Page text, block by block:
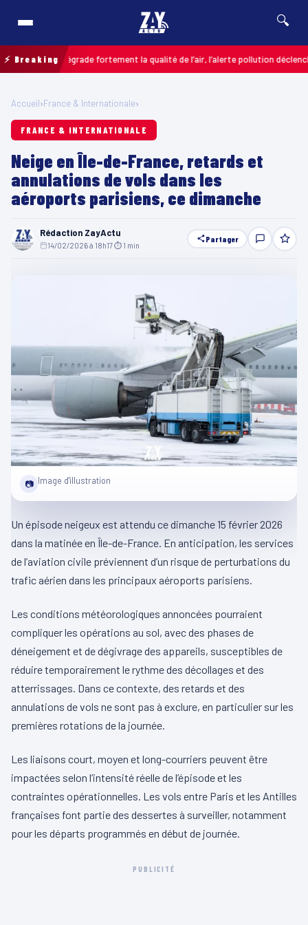
🔍
⚡ Breakingdégrade fortement la qualité de l’air, l’alerte pollution déclenchée
Accueil›France & Internationale›
FRANCE & INTERNATIONALE
Neige en Île-de-France, retards et
annulations de vols dans les
aéroports parisiens, ce dimanche
Rédaction ZayActu
14/02/2026 à 18h17⏱ 1 min
Partager
📷 Image d'illustration
Un épisode neigeux est attendu ce dimanche 15 février 2026
dans la matinée en Île-de-France. En anticipation, les services
de l’aviation civile préviennent d’un risque de perturbations du
trafic aérien dans les principaux aéroports parisiens.
Les conditions météorologiques annoncées pourraient
compliquer les opérations au sol, avec des phases de
déneigement et de dégivrage des appareils, susceptibles de
réduire temporairement le rythme des décollages et des
atterrissages. Dans ce contexte, des retards et des
annulations de vols ne sont pas à exclure, en particulier sur les
premières rotations de la journée.
Les liaisons court, moyen et long-courriers peuvent être
impactées selon l’intensité réelle de l’épisode et les
contraintes opérationnelles. Les vols entre Paris et les Antilles
françaises font partie des dessertes à surveiller, notamment
pour les départs programmés en début de journée.
PUBLICITÉ